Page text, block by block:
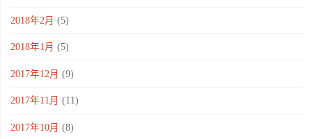
2018年2月 (5)
2018年1月 (5)
2017年12月 (9)
2017年11月 (11)
2017年10月 (8)